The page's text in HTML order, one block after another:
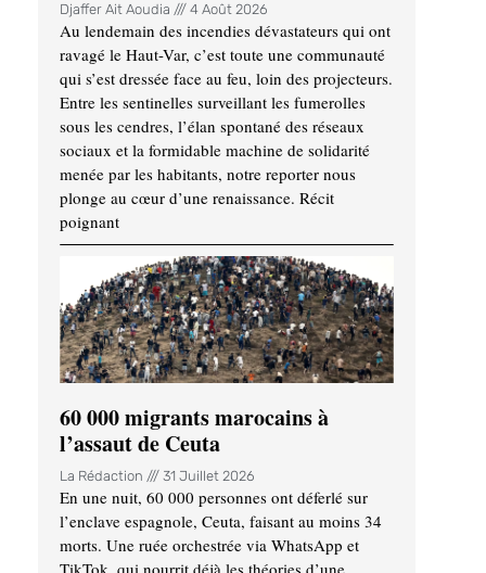
Djaffer Ait Aoudia 4 Août 2026
Au lendemain des incendies dévastateurs qui ont
ravagé le Haut-Var, c’est toute une communauté
qui s’est dressée face au feu, loin des projecteurs.
Entre les sentinelles surveillant les fumerolles
sous les cendres, l’élan spontané des réseaux
sociaux et la formidable machine de solidarité
menée par les habitants, notre reporter nous
plonge au cœur d’une renaissance. Récit
poignant
60 000 migrants marocains à
l’assaut de Ceuta
La Rédaction 31 Juillet 2026
En une nuit, 60 000 personnes ont déferlé sur
l’enclave espagnole, Ceuta, faisant au moins 34
morts. Une ruée orchestrée via WhatsApp et